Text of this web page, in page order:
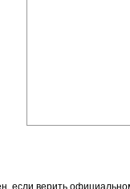
если верить